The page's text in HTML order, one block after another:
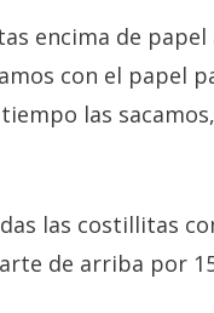
encima de
con el papel
las
las costillitas
de arriba por